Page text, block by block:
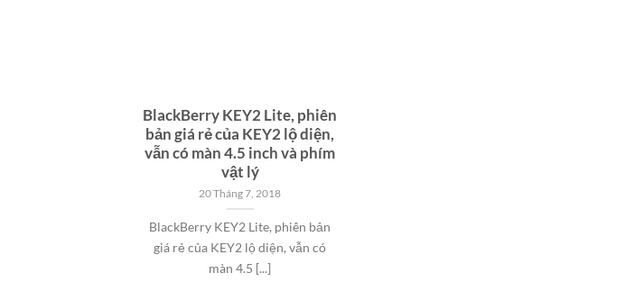
BlackBerry KEY2 Lite, phiên
bản giá rẻ của KEY2 lộ diện,
vẫn có màn 4.5 inch và phím
vật lý
20 Tháng 7, 2018
BlackBerry KEY2 Lite, phiên bản
giá rẻ của KEY2 lộ diện, vẫn có
màn 4.5 [...]